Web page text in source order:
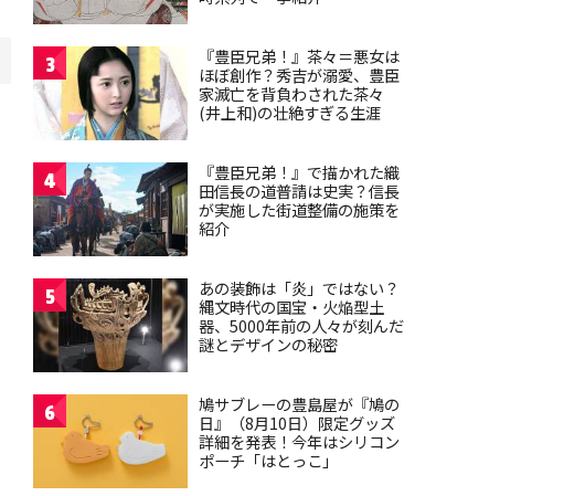
3
『豊臣兄弟！』茶々＝悪女は
ほぼ創作？秀吉が溺愛、豊臣
家滅亡を背負わされた茶々
(井上和)の壮絶すぎる生涯
4
『豊臣兄弟！』で描かれた織
田信長の道普請は史実？信長
が実施した街道整備の施策を
紹介
5
あの装飾は「炎」ではない？
縄文時代の国宝・火焔型土
器、5000年前の人々が刻んだ
謎とデザインの秘密
6
鳩サブレーの豊島屋が『鳩の
日』（8月10日）限定グッズ
詳細を発表！今年はシリコン
ポーチ「はとっこ」